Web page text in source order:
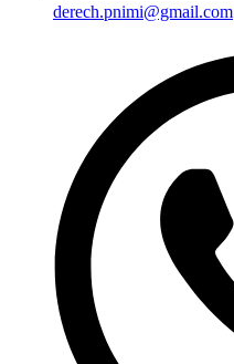
derech.pnimi@gmail.com